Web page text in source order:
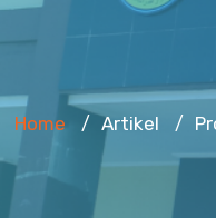
Home / Artikel /